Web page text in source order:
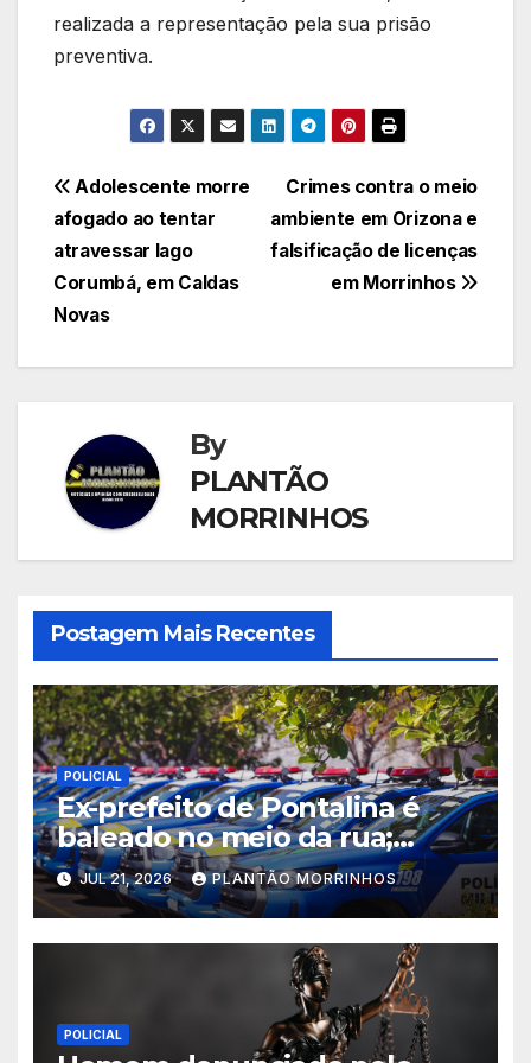
realizada a representação pela sua prisão
preventiva.
Navegação
de
Post
Crimes contra o meio
ambiente em Orizona e
falsificação de licenças
em Morrinhos
Adolescente morre
afogado ao tentar
atravessar lago
Corumbá, em Caldas
Novas
By
PLANTÃO
MORRINHOS
Postagem Mais Recentes
POLICIAL
Ex-prefeito de Pontalina é
baleado no meio da rua;
suspeito fugiu
JUL 21, 2026 PLANTÃO MORRINHOS
POLICIAL